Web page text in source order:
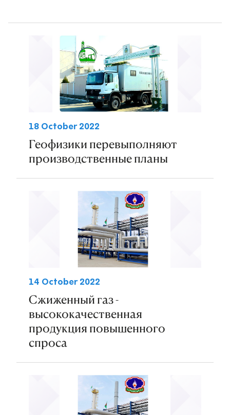
18 October 2022
Геофизики перевыполняют
производственные планы
14 October 2022
Сжиженный газ -
высококачественная
продукция повышенного
спроса